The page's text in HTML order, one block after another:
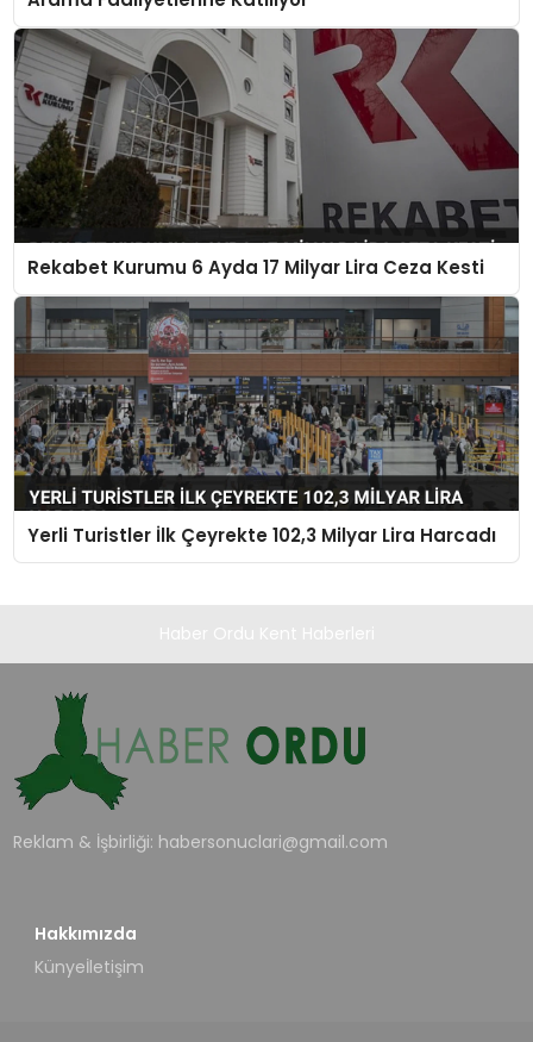
Rekabet Kurumu 6 Ayda 17 Milyar Lira Ceza Kesti
Yerli Turistler İlk Çeyrekte 102,3 Milyar Lira Harcadı
Reklam & İşbirliği: habersonuclari@gmail.com
Hakkımızda
Künyeİletişim